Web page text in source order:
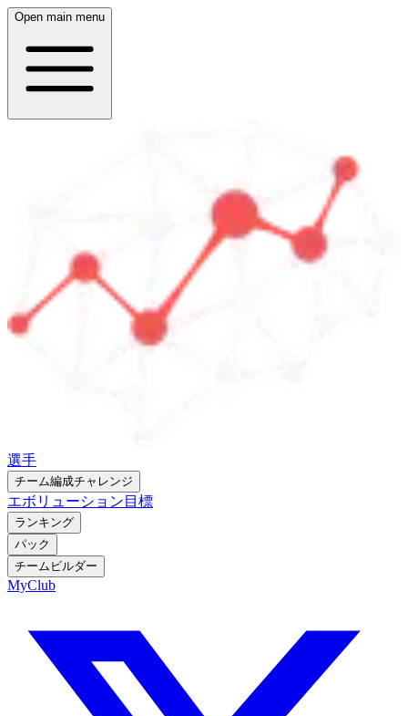
Open main menu
選手
チーム編成チャレンジ
エボリューション 目標
ランキング
パック
チームビルダー
MyClub